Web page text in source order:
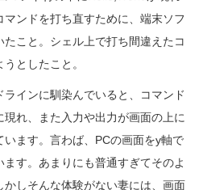
ンドを打ち直すために、端末ソフ
たこと。シェル上で打ち間違えたコ
としたこと。
インに馴染んでいると、コマンド
れ、また入力や出力が画面の上に
ます。言わば、PCの画面をy軸で
す。あまりにも普通すぎてそのよ
かしそんな体験がない妻には、画面